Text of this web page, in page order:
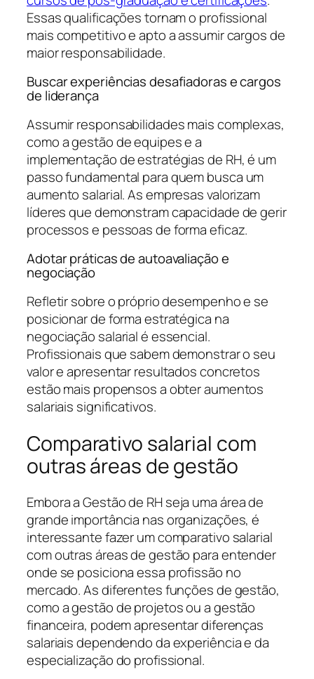
Essas qualificações tornam o profissional
mais competitivo e apto a assumir cargos de
maior responsabilidade.
Buscar experiências desafiadoras e cargos
de liderança
Assumir responsabilidades mais complexas,
como a gestão de equipes e a
implementação de estratégias de RH, é um
passo fundamental para quem busca um
aumento salarial. As empresas valorizam
líderes que demonstram capacidade de gerir
processos e pessoas de forma eficaz.
Adotar práticas de autoavaliação e
negociação
Refletir sobre o próprio desempenho e se
posicionar de forma estratégica na
negociação salarial é essencial.
Profissionais que sabem demonstrar o seu
valor e apresentar resultados concretos
estão mais propensos a obter aumentos
salariais significativos.
Comparativo salarial com
outras áreas de gestão
Embora a Gestão de RH seja uma área de
grande importância nas organizações, é
interessante fazer um comparativo salarial
com outras áreas de gestão para entender
onde se posiciona essa profissão no
mercado. As diferentes funções de gestão,
como a gestão de projetos ou a gestão
financeira, podem apresentar diferenças
salariais dependendo da experiência e da
especialização do profissional.